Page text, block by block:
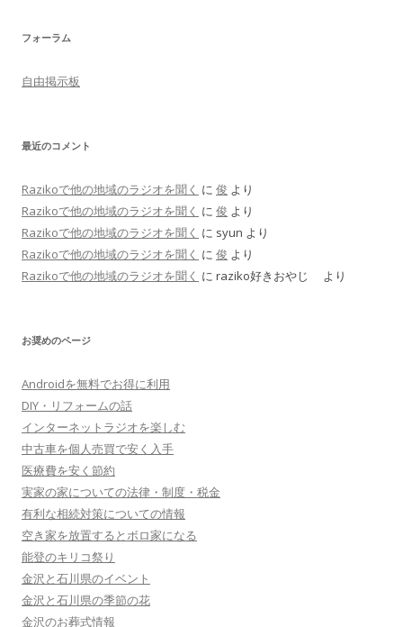
フォーラム
自由掲示板
最近のコメント
Razikoで他の地域のラジオを聞く に 俊 より
Razikoで他の地域のラジオを聞く に 俊 より
Razikoで他の地域のラジオを聞く に syun より
Razikoで他の地域のラジオを聞く に 俊 より
Razikoで他の地域のラジオを聞く に raziko好きおやじ より
お奨めのページ
Androidを無料でお得に利用
DIY・リフォームの話
インターネットラジオを楽しむ
中古車を個人売買で安く入手
医療費を安く節約
実家の家についての法律・制度・税金
有利な相続対策についての情報
空き家を放置するとボロ家になる
能登のキリコ祭り
金沢と石川県のイベント
金沢と石川県の季節の花
金沢のお葬式情報